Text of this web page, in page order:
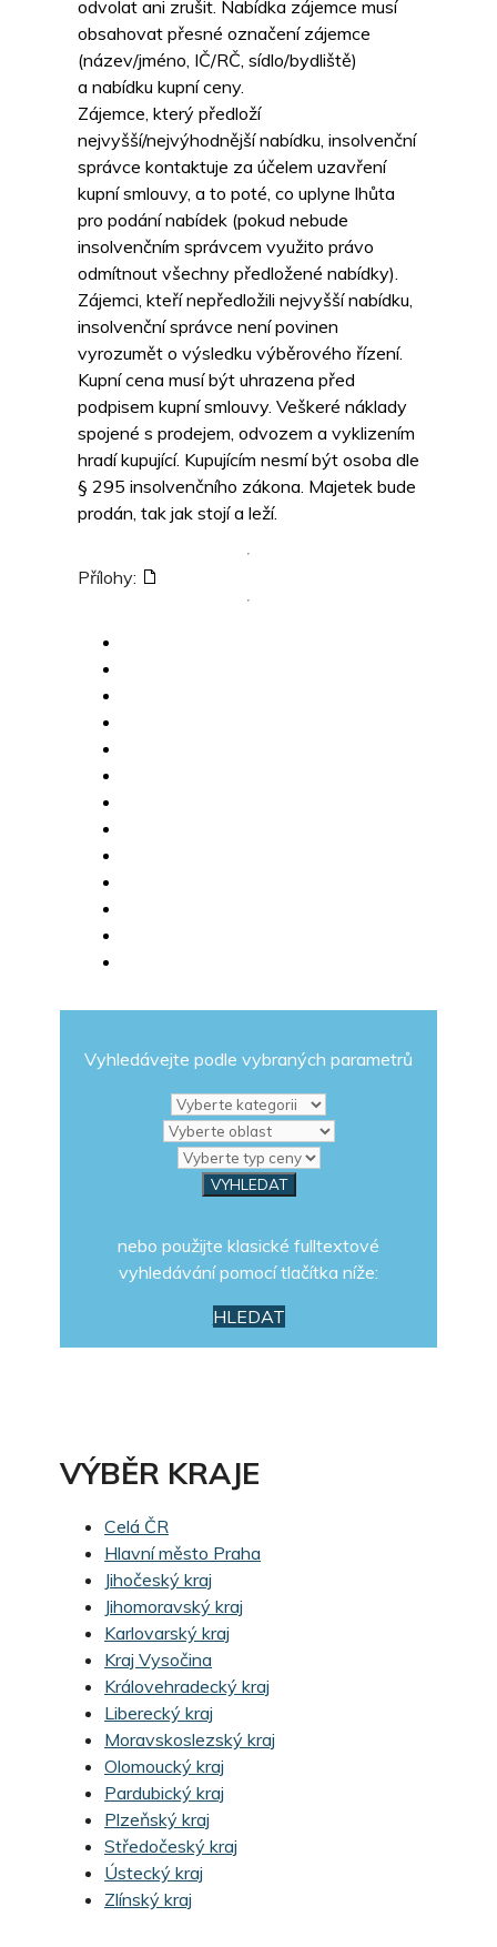
odvolat ani zrušit. Nabídka zájemce musí
obsahovat přesné označení zájemce
(název/jméno, IČ/RČ, sídlo/bydliště)
a nabídku kupní ceny.
Zájemce, který předloží
nejvyšší/nejvýhodnější nabídku, insolvenční
správce kontaktuje za účelem uzavření
kupní smlouvy, a to poté, co uplyne lhůta
pro podání nabídek (pokud nebude
insolvenčním správcem využito právo
odmítnout všechny předložené nabídky).
Zájemci, kteří nepředložili nejvyšší nabídku,
insolvenční správce není povinen
vyrozumět o výsledku výběrového řízení.
Kupní cena musí být uhrazena před
podpisem kupní smlouvy. Veškeré náklady
spojené s prodejem, odvozem a vyklizením
hradí kupující. Kupujícím nesmí být osoba dle
§ 295 insolvenčního zákona. Majetek bude
prodán, tak jak stojí a leží.
Přílohy:
Vyhledávejte podle vybraných parametrů
nebo použijte klasické fulltextové
vyhledávání pomocí tlačítka níže:
HLEDAT
VÝBĚR KRAJE
Celá ČR
Hlavní město Praha
Jihočeský kraj
Jihomoravský kraj
Karlovarský kraj
Kraj Vysočina
Královehradecký kraj
Liberecký kraj
Moravskoslezský kraj
Olomoucký kraj
Pardubický kraj
Plzeňský kraj
Středočeský kraj
Ústecký kraj
Zlínský kraj